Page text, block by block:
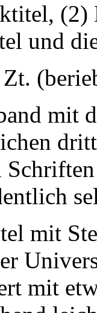
(2)
und
mit
mit
mit